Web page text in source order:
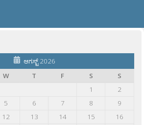
ಆಗಸ್ಟ್ 2026
W T F S
S
1
2
5 6 7 8
9
12 13 14 15
16